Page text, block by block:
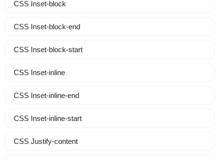
CSS Inset-block
CSS Inset-block-end
CSS Inset-block-start
CSS Inset-inline
CSS Inset-inline-end
CSS Inset-inline-start
CSS Justify-content